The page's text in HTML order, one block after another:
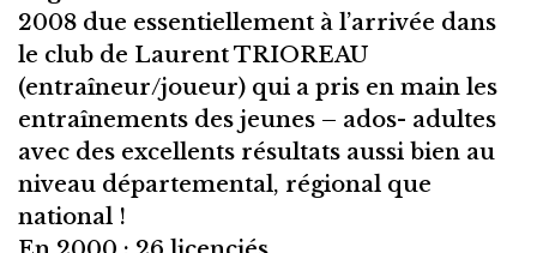
2008 due essentiellement à l’arrivée dans
le club de Laurent TRIOREAU
(entraîneur/joueur) qui a pris en main les
entraînements des jeunes – ados- adultes
avec des excellents résultats aussi bien au
niveau départemental, régional que
national !